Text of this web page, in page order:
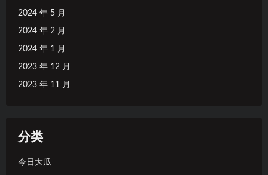
2024 年 5 月
2024 年 2 月
2024 年 1 月
2023 年 12 月
2023 年 11 月
分类
今日大瓜